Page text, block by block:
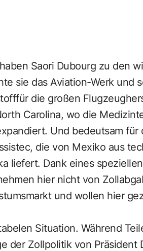
Saori Dubourg zu den
sie das Aviation-Werk und
die großen
Carolina, wo die
Und bedeutsam für
die von Mexiko aus
liefert. Dank eines
hier nicht von
und wollen hier
Situation. Während
der Zollpolitik von Präsident